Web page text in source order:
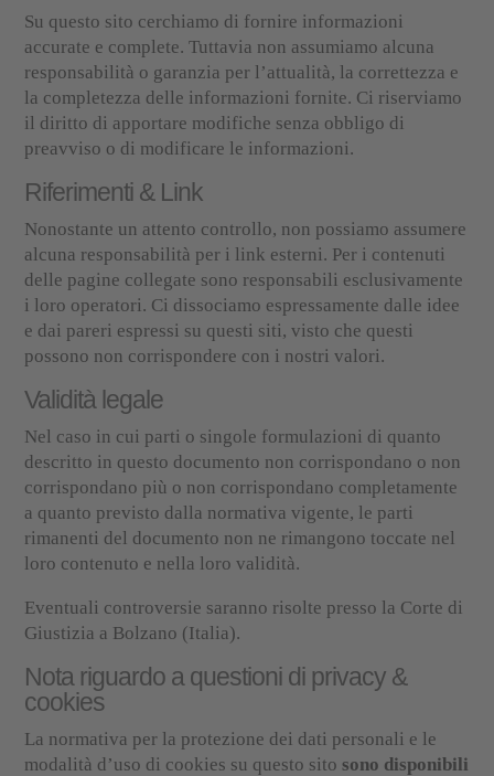
Su questo sito cerchiamo di fornire informazioni
accurate e complete. Tuttavia non assumiamo alcuna
responsabilità o garanzia per l’attualità, la correttezza e
la completezza delle informazioni fornite. Ci riserviamo
il diritto di apportare modifiche senza obbligo di
preavviso o di modificare le informazioni.
Riferimenti & Link
Nonostante un attento controllo, non possiamo assumere
alcuna responsabilità per i link esterni. Per i contenuti
delle pagine collegate sono responsabili esclusivamente
i loro operatori. Ci dissociamo espressamente dalle idee
e dai pareri espressi su questi siti, visto che questi
possono non corrispondere con i nostri valori.
Validità legale
Nel caso in cui parti o singole formulazioni di quanto
descritto in questo documento non corrispondano o non
corrispondano più o non corrispondano completamente
a quanto previsto dalla normativa vigente, le parti
rimanenti del documento non ne rimangono toccate nel
loro contenuto e nella loro validità.
Eventuali controversie saranno risolte presso la Corte di
Giustizia a Bolzano (Italia).
Nota riguardo a questioni di privacy &
cookies
La normativa per la protezione dei dati personali e le
modalità d’uso di cookies su questo sitosono disponibili